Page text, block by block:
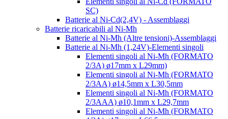
SC)
Batterie al Ni-Cd(2,4V) - Assemblaggi
Batterie ricaricabili al Ni-Mh
Batterie al Ni-Mh (Altre tensioni)-Assemblaggi
Batterie al Ni-Mh (1,24V)-Elementi singoli
Elementi singoli al Ni-Mh (FORMATO
2/3A) ø17mm x L29mm)
Elementi singoli al Ni-Mh (FORMATO
2/3AA) ø14,5mm x L30,5mm
Elementi singoli al Ni-Mh (FORMATO
2/3AAA) ø10,1mm x L29,7mm
Elementi singoli al Ni-Mh (FORMATO